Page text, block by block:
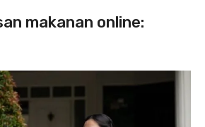
makanan online: